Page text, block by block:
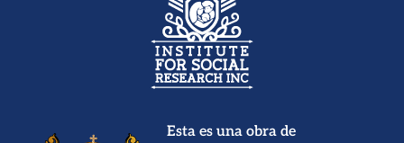
Esta es una obra de